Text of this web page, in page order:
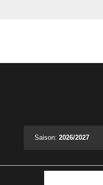
Saison: 2026/2027